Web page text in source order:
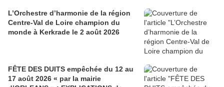
L’Orchestre d’harmonie de la région
Centre-Val de Loire champion du
monde à Kerkrade le 2 août 2026
FÊTE DES DUITS empêchée du 12 au
17 août 2026 « par la mairie